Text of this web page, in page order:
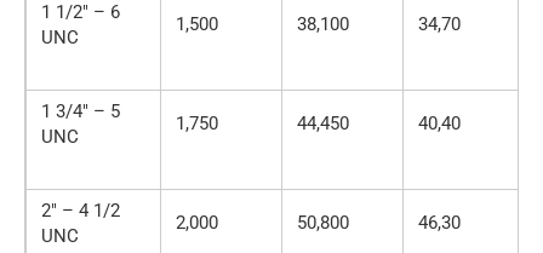
1 1/2″ – 6
UNC
1,500 38,100 34,70
1 3/4″ – 5
UNC
1,750 44,450 40,40
2″ – 4 1/2
UNC
2,000 50,800 46,30